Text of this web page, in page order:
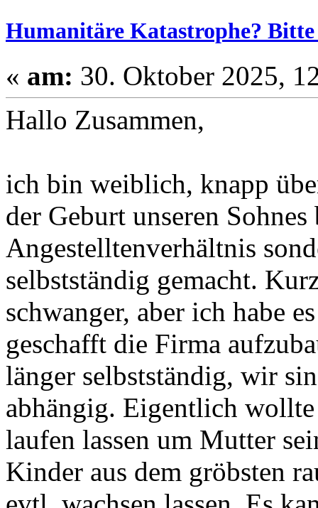
Humanitäre Katastrophe?
« am: 30. Oktober 2025,
Hallo Zusammen,
ich bin weiblich, knapp
der Geburt unseren
Angestelltenverhältnis
selbstständig gemacht.
schwanger, aber ich habe
geschafft die Firma
länger selbstständig, wir
abhängig. Eigentlich
laufen lassen um Mutter
Kinder aus dem gröbsten